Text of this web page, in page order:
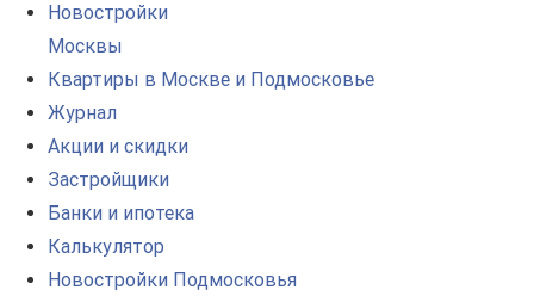
Новостройки
Москвы
Квартиры в Москве и Подмосковье
Журнал
Акции и скидки
Застройщики
Банки и ипотека
Калькулятор
Новостройки Подмосковья